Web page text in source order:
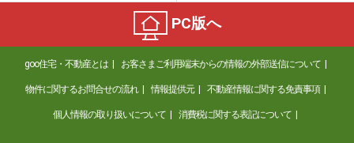
PC版へ
goo住宅・不動産とは お客さまご利用端末からの情報の外部送信について
物件に関するお問合せの流れ 情報提供元 不動産情報に関する免責事項
個人情報の取り扱いについて 消費税に関する表記について